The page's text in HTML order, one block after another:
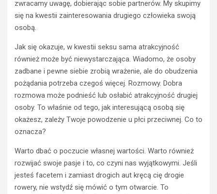
zwracamy uwagę, dobierając sobie partnerów. My skupimy
się na kwestii zainteresowania drugiego człowieka swoją
osobą.
Jak się okazuje, w kwestii seksu sama atrakcyjność
również może być niewystarczająca. Wiadomo, że osoby
zadbane i pewne siebie zrobią wrażenie, ale do obudzenia
pożądania potrzeba czegoś więcej. Rozmowy. Dobra
rozmowa może podnieść lub osłabić atrakcyjność drugiej
osoby. To właśnie od tego, jak interesującą osobą się
okażesz, zależy Twoje powodzenie u płci przeciwnej. Co to
oznacza?
Warto dbać o poczucie własnej wartości. Warto również
rozwijać swoje pasje i to, co czyni nas wyjątkowymi. Jeśli
jesteś facetem i zamiast drogich aut kręcą cię drogie
rowery, nie wstydź się mówić o tym otwarcie. To
o
z
e
k
b
e
o
n
o
y
B
1
0
A
k
u
m